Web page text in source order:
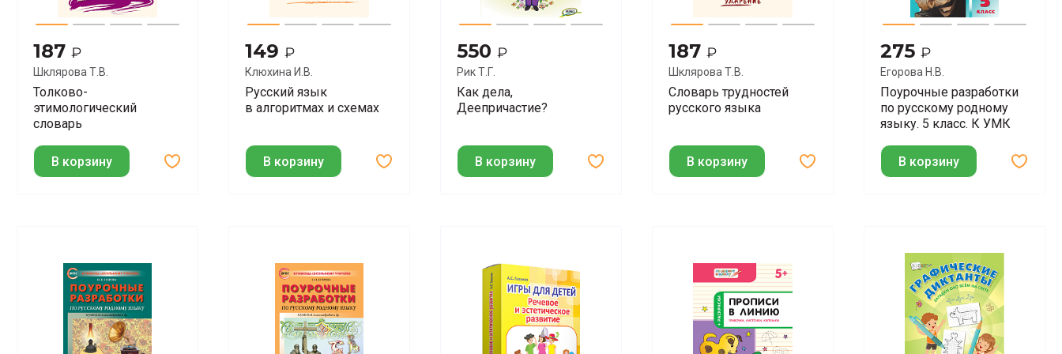
187 ₽
Шклярова Т.В.
Толково-
этимологический
словарь
В корзину
149 ₽
Клюхина И.В.
Русский язык
в алгоритмах и схемах
В корзину
550 ₽
Рик Т.Г.
Как дела,
Деепричастие?
В корзину
187 ₽
Шклярова Т.В.
Словарь трудностей
русского языка
В корзину
275 ₽
Егорова Н.В.
Поурочные разработки
по русскому родному
языку. 5 класс. К УМК
В корзину